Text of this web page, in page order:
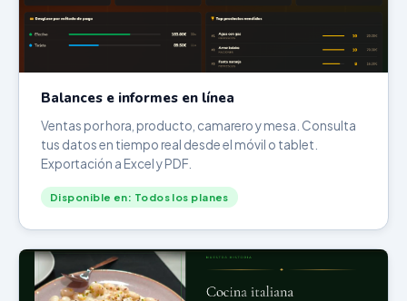
Balances e informes en línea
Ventas por hora, producto, camarero y mesa. Consulta
tus datos en tiempo real desde el móvil o tablet.
Exportación a Excel y PDF.
Disponible en: Todos los planes